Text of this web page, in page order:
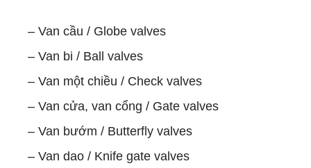
– Van cầu / Globe valves
– Van bi / Ball valves
– Van một chiều / Check valves
– Van cửa, van cổng / Gate valves
– Van bướm / Butterfly valves
– Van dao / Knife gate valves